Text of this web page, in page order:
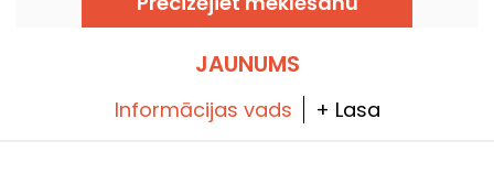
JAUNUMS
Informācijas vads + Lasa